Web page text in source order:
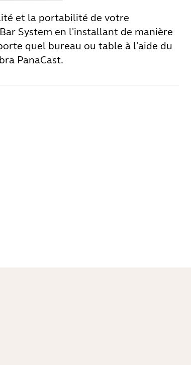
et la portabilité de votre
System en l'installant de manière
quel bureau ou table à l'aide du
PanaCast.